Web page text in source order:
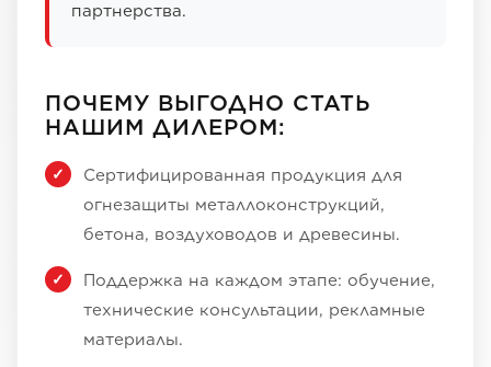
партнерства.
ПОЧЕМУ ВЫГОДНО СТАТЬ
НАШИМ ДИЛЕРОМ:
Сертифицированная продукция для
огнезащиты металлоконструкций,
бетона, воздуховодов и древесины.
Поддержка на каждом этапе: обучение,
технические консультации, рекламные
материалы.